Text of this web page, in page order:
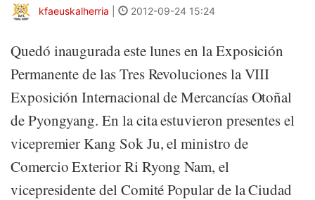
kfaeuskalherria 2012-09-24 15:24
Quedó inaugurada este lunes en la Exposición
Permanente de las Tres Revoluciones la VIII
Exposición Internacional de Mercancías Otoñal
de Pyongyang. En la cita estuvieron presentes el
vicepremier Kang Sok Ju, el ministro de
Comercio Exterior Ri Ryong Nam, el
vicepresidente del Comité Popular de la Ciudad